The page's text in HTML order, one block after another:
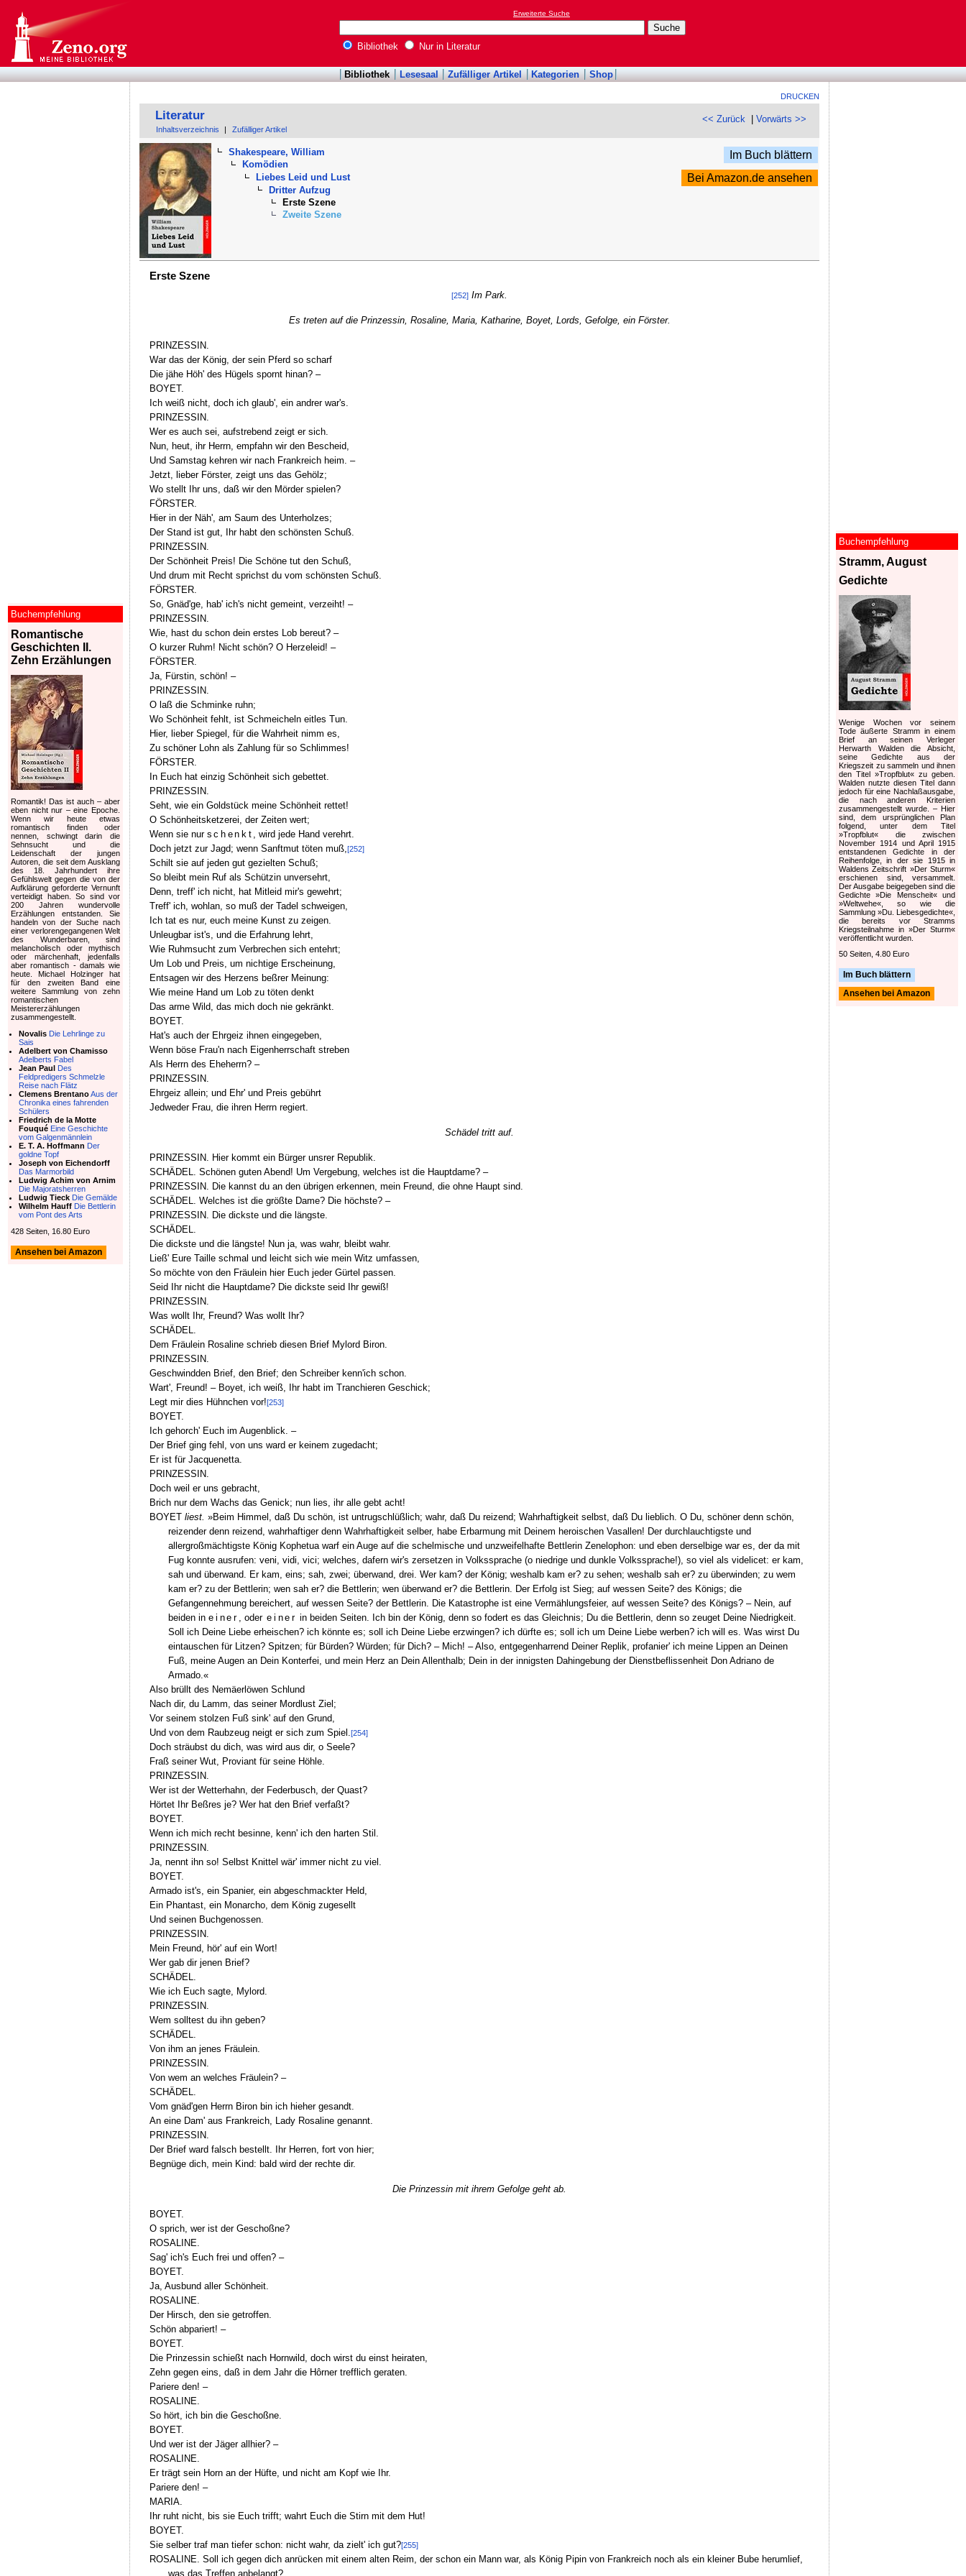
Erweiterte Suche
Bibliothek Nur in Literatur
Bibliothek Lesesaal Zufälliger Artikel Kategorien Shop
DRUCKEN
<< Zurück |Vorwärts >>
Literatur
Inhaltsverzeichnis Zufälliger Artikel
Shakespeare, William
Komödien
Liebes Leid und Lust
Dritter Aufzug
Erste Szene
Zweite Szene
Im Buch blättern
Bei Amazon.de ansehen
Erste Szene
[252] Im Park.
Es treten auf die Prinzessin, Rosaline, Maria, Katharine, Boyet, Lords, Gefolge, ein Förster.
PRINZESSIN.
War das der König, der sein Pferd so scharf
Die jähe Höh' des Hügels spornt hinan? –
BOYET.
Ich weiß nicht, doch ich glaub', ein andrer war's.
PRINZESSIN.
Wer es auch sei, aufstrebend zeigt er sich.
Nun, heut, ihr Herrn, empfahn wir den Bescheid,
Und Samstag kehren wir nach Frankreich heim. –
Jetzt, lieber Förster, zeigt uns das Gehölz;
Wo stellt Ihr uns, daß wir den Mörder spielen?
FÖRSTER.
Hier in der Näh', am Saum des Unterholzes;
Der Stand ist gut, Ihr habt den schönsten Schuß.
PRINZESSIN.
Der Schönheit Preis! Die Schöne tut den Schuß,
Und drum mit Recht sprichst du vom schönsten Schuß.
FÖRSTER.
So, Gnäd'ge, hab' ich's nicht gemeint, verzeiht! –
PRINZESSIN.
Wie, hast du schon dein erstes Lob bereut? –
O kurzer Ruhm! Nicht schön? O Herzeleid! –
FÖRSTER.
Ja, Fürstin, schön! –
PRINZESSIN.
O laß die Schminke ruhn;
Wo Schönheit fehlt, ist Schmeicheln eitles Tun.
Hier, lieber Spiegel, für die Wahrheit nimm es,
Zu schöner Lohn als Zahlung für so Schlimmes!
FÖRSTER.
In Euch hat einzig Schönheit sich gebettet.
PRINZESSIN.
Seht, wie ein Goldstück meine Schönheit rettet!
O Schönheitsketzerei, der Zeiten wert;
Wenn sie nur schenkt
, wird jede Hand verehrt.
Doch jetzt zur Jagd; wenn Sanftmut töten muß, [252]
Schilt sie auf jeden gut gezielten Schuß;
So bleibt mein Ruf als Schützin unversehrt,
Denn, treff' ich nicht, hat Mitleid mir's gewehrt;
Treff' ich, wohlan, so muß der Tadel schweigen,
Ich tat es nur, euch meine Kunst zu zeigen.
Unleugbar ist's, und die Erfahrung lehrt,
Wie Ruhmsucht zum Verbrechen sich entehrt;
Um Lob und Preis, um nichtige Erscheinung,
Entsagen wir des Herzens beßrer Meinung:
Wie meine Hand um Lob zu töten denkt
Das arme Wild, das mich doch nie gekränkt.
BOYET.
Hat's auch der Ehrgeiz ihnen eingegeben,
Wenn böse Frau'n nach Eigenherrschaft streben
Als Herrn des Eheherrn? –
PRINZESSIN.
Ehrgeiz allein; und Ehr' und Preis gebührt
Jedweder Frau, die ihren Herrn regiert.
Schädel tritt auf.
PRINZESSIN. Hier kommt ein Bürger unsrer Republik.
SCHÄDEL. Schönen guten Abend! Um Vergebung, welches ist die Hauptdame? –
PRINZESSIN. Die kannst du an den übrigen erkennen, mein Freund, die ohne Haupt sind.
SCHÄDEL. Welches ist die größte Dame? Die höchste? –
PRINZESSIN. Die dickste und die längste.
SCHÄDEL.
Die dickste und die längste! Nun ja, was wahr, bleibt wahr.
Ließ' Eure Taille schmal und leicht sich wie mein Witz umfassen,
So möchte von den Fräulein hier Euch jeder Gürtel passen.
Seid Ihr nicht die Hauptdame? Die dickste seid Ihr gewiß!
PRINZESSIN.
Was wollt Ihr, Freund? Was wollt Ihr?
SCHÄDEL.
Dem Fräulein Rosaline schrieb diesen Brief Mylord Biron.
PRINZESSIN.
Geschwindden Brief, den Brief; den Schreiber kenn'ich schon.
Wart', Freund! – Boyet, ich weiß, Ihr habt im Tranchieren Geschick;
Legt mir dies Hühnchen vor![253]
BOYET.
Ich gehorch' Euch im Augenblick. –
Der Brief ging fehl, von uns ward er keinem zugedacht;
Er ist für Jacquenetta.
PRINZESSIN.
Doch weil er uns gebracht,
Brich nur dem Wachs das Genick; nun lies, ihr alle gebt acht!
BOYET liest. »Beim Himmel, daß Du schön, ist untrugschlüßlich; wahr, daß Du reizend; Wahrhaftigkeit selbst, daß Du lieblich. O Du, schöner denn schön,
reizender denn reizend, wahrhaftiger denn Wahrhaftigkeit selber, habe Erbarmung mit Deinem heroischen Vasallen! Der durchlauchtigste und
allergroßmächtigste König Kophetua warf ein Auge auf die schelmische und unzweifelhafte Bettlerin Zenelophon: und eben derselbige war es, der da mit
Fug konnte ausrufen: veni, vidi, vici; welches, dafern wir's zersetzen in Volkssprache (o niedrige und dunkle Volkssprache!), so viel als videlicet: er kam,
sah und überwand. Er kam, eins; sah, zwei; überwand, drei. Wer kam? der König; weshalb kam er? zu sehen; weshalb sah er? zu überwinden; zu wem
kam er? zu der Bettlerin; wen sah er? die Bettlerin; wen überwand er? die Bettlerin. Der Erfolg ist Sieg; auf wessen Seite? des Königs; die
Gefangennehmung bereichert, auf wessen Seite? der Bettlerin. Die Katastrophe ist eine Vermählungsfeier, auf wessen Seite? des Königs? – Nein, auf
beiden ineiner , odereiner in beiden Seiten. Ich bin der König, denn so fodert es das Gleichnis; Du die Bettlerin, denn so zeuget Deine Niedrigkeit.
Soll ich Deine Liebe erheischen? ich könnte es; soll ich Deine Liebe erzwingen? ich dürfte es; soll ich um Deine Liebe werben? ich will es. Was wirst Du
eintauschen für Litzen? Spitzen; für Bürden? Würden; für Dich? – Mich! – Also, entgegenharrend Deiner Replik, profanier' ich meine Lippen an Deinen
Fuß, meine Augen an Dein Konterfei, und mein Herz an Dein Allenthalb; Dein in der innigsten Dahingebung der Dienstbeflissenheit Don Adriano de
Armado.«
Also brüllt des Nemäerlöwen Schlund
Nach dir, du Lamm, das seiner Mordlust Ziel;
Vor seinem stolzen Fuß sink' auf den Grund,
Und von dem Raubzeug neigt er sich zum Spiel. [254]
Doch sträubst du dich, was wird aus dir, o Seele?
Fraß seiner Wut, Proviant für seine Höhle.
PRINZESSIN.
Wer ist der Wetterhahn, der Federbusch, der Quast?
Hörtet Ihr Beßres je? Wer hat den Brief verfaßt?
BOYET.
Wenn ich mich recht besinne, kenn' ich den harten Stil.
PRINZESSIN.
Ja, nennt ihn so! Selbst Knittel wär' immer nicht zu viel.
BOYET.
Armado ist's, ein Spanier, ein abgeschmackter Held,
Ein Phantast, ein Monarcho, dem König zugesellt
Und seinen Buchgenossen.
PRINZESSIN.
Mein Freund, hör' auf ein Wort!
Wer gab dir jenen Brief?
SCHÄDEL.
Wie ich Euch sagte, Mylord.
PRINZESSIN.
Wem solltest du ihn geben?
SCHÄDEL.
Von ihm an jenes Fräulein.
PRINZESSIN.
Von wem an welches Fräulein? –
SCHÄDEL.
Vom gnäd'gen Herrn Biron bin ich hieher gesandt.
An eine Dam' aus Frankreich, Lady Rosaline genannt.
PRINZESSIN.
Der Brief ward falsch bestellt. Ihr Herren, fort von hier;
Begnüge dich, mein Kind: bald wird der rechte dir.
Die Prinzessin mit ihrem Gefolge geht ab.
BOYET.
O sprich, wer ist der Geschoßne?
ROSALINE.
Sag' ich's Euch frei und offen? –
BOYET.
Ja, Ausbund aller Schönheit.
ROSALINE.
Der Hirsch, den sie getroffen.
Schön abpariert! –
BOYET.
Die Prinzessin schießt nach Hornwild, doch wirst du einst heiraten,
Zehn gegen eins, daß in dem Jahr die Hôrner trefflich geraten.
Pariere den! –
ROSALINE.
So hört, ich bin die Geschoßne.
BOYET.
Und wer ist der Jäger allhier? –
ROSALINE.
Er trägt sein Horn an der Hüfte, und nicht am Kopf wie Ihr.
Pariere den! –
MARIA.
Ihr ruht nicht, bis sie Euch trifft; wahrt Euch die Stirn mit dem Hut!
BOYET.
Sie selber traf man tiefer schon: nicht wahr, da zielt' ich gut?[255]
ROSALINE. Soll ich gegen dich anrücken mit einem alten Reim, der schon ein Mann war, als König Pipin von Frankreich noch als ein kleiner Bube herumlief,
was das Treffen anbelangt?
Buchempfehlung
Stramm, August
Gedichte
Wenige Wochen vor seinem
Tode äußerte Stramm in einem
Brief an seinen Verleger
Herwarth Walden die Absicht,
seine Gedichte aus der
Kriegszeit zu sammeln und ihnen
den Titel »Tropfblut« zu geben.
Walden nutzte diesen Titel dann
jedoch für eine Nachlaßausgabe,
die nach anderen Kriterien
zusammengestellt wurde. – Hier
sind, dem ursprünglichen Plan
folgend, unter dem Titel
»Tropfblut« die zwischen
November 1914 und April 1915
entstandenen Gedichte in der
Reihenfolge, in der sie 1915 in
Waldens Zeitschrift »Der Sturm«
erschienen sind, versammelt.
Der Ausgabe beigegeben sind die
Gedichte »Die Menscheit« und
»Weltwehe«, so wie die
Sammlung »Du. Liebesgedichte«,
die bereits vor Stramms
Kriegsteilnahme in »Der Sturm«
veröffentlicht wurden.
50 Seiten, 4.80 Euro
Im Buch blättern
Ansehen bei Amazon
Buchempfehlung
Romantische
Geschichten II.
Zehn Erzählungen
Romantik! Das ist auch – aber
eben nicht nur – eine Epoche.
Wenn wir heute etwas
romantisch finden oder
nennen, schwingt darin die
Sehnsucht und die
Leidenschaft der jungen
Autoren, die seit dem Ausklang
des 18. Jahrhundert ihre
Gefühlswelt gegen die von der
Aufklärung geforderte Vernunft
verteidigt haben. So sind vor
200 Jahren wundervolle
Erzählungen entstanden. Sie
handeln von der Suche nach
einer verlorengegangenen Welt
des Wunderbaren, sind
melancholisch oder mythisch
oder märchenhaft, jedenfalls
aber romantisch - damals wie
heute. Michael Holzinger hat
für den zweiten Band eine
weitere Sammlung von zehn
romantischen
Meistererzählungen
zusammengestellt.
Novalis Die Lehrlinge zu
Sais
Adelbert von Chamisso
Adelberts Fabel
Jean Paul Des
Feldpredigers Schmelzle
Reise nach Flätz
Clemens BrentanoAus der
Chronika eines fahrenden
Schülers
Friedrich de la Motte
Fouqué Eine Geschichte
vom Galgenmännlein
E. T. A. Hoffmann Der
goldne Topf
Joseph von Eichendorff
Das Marmorbild
Ludwig Achim von Arnim
Die Majoratsherren
Ludwig Tieck Die Gemälde
Wilhelm Hauff Die Bettlerin
vom Pont des Arts
428 Seiten, 16.80 Euro
Ansehen bei Amazon